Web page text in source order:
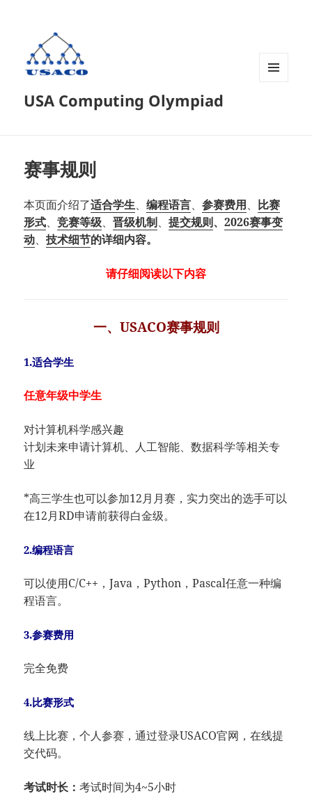
USA Computing Olympiad
赛事规则
本页面介绍了适合学生、编程语言、参赛费用、 比赛
形式、竞赛等级、晋级机制、提交规则、2026赛事变
动、技术细节的详细内容。
请仔细阅读以下内容
一、USACO赛事规则
1.适合学生
任意年级中学生
对计算机科学感兴趣
计划未来申请计算机、人工智能、数据科学等相关专
业
*高三学生也可以参加12月月赛，实力突出的选手可以
在12月RD申请前获得白金级。
2.编程语言
可以使用C/C++，Java，Python，Pascal任意一种编
程语言。
3.参赛费用
完全免费
4.比赛形式
线上比赛，个人参赛，通过登录USACO官网，在线提
交代码。
考试时长：考试时间为4~5小时